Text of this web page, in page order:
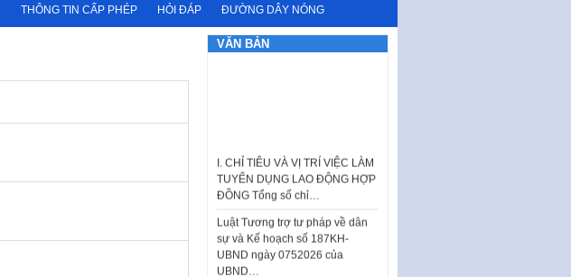
THÔNG TIN CẤP PHÉP HỎI ĐÁP ĐƯỜNG DÂY NÓNG
VĂN BẢN
TUYỂN DỤNG LAO ĐỘNG HỢP
ĐỒNG Tổng số chỉ…
sự và Kế hoạch số 187KH-
UBND ngày 0752026 của
UBND…